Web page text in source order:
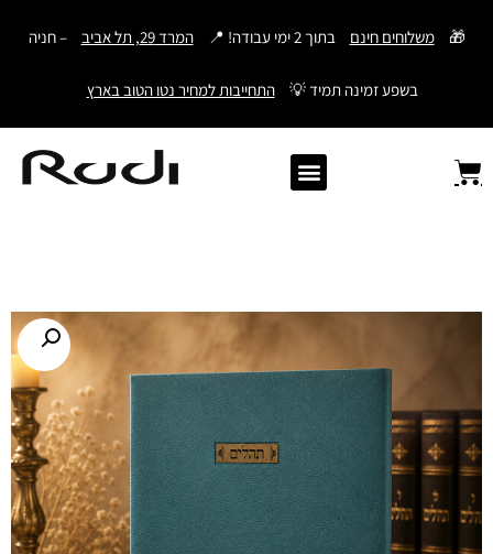
דילוג
🎁 משלוחים חינם בתוך 2 ימי עבודה! 📍 המרד 29, תל אביב – חניה
בשפע זמינה תמיד 💡 התחייבות למחיר נטו הטוב בארץ